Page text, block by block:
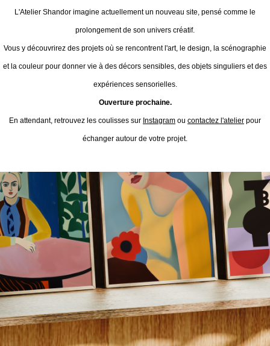
L'Atelier Shandor imagine actuellement un nouveau site, pensé comme le
prolongement de son univers créatif.
Vous y découvrirez des projets où se rencontrent l'art, le design, la scénographie
et la couleur pour donner vie à des décors sensibles, des objets singuliers et des
expériences sensorielles.
Ouverture prochaine.
En attendant, retrouvez les coulisses sur Instagram ou contactez l'atelier pour
échanger autour de votre projet.